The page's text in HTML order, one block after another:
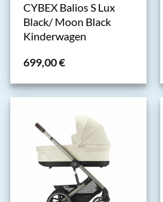
CYBEX Balios S Lux
Black/ Moon Black
Kinderwagen
699,00€